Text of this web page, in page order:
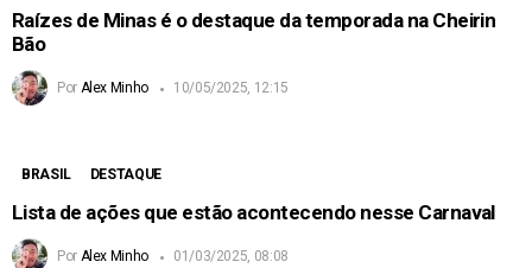
Raízes de Minas é o destaque da temporada na Cheirin
Bão
Por Alex Minho 10/05/2025, 12:15
BRASIL DESTAQUE
Lista de ações que estão acontecendo nesse Carnaval
Por Alex Minho 01/03/2025, 08:08